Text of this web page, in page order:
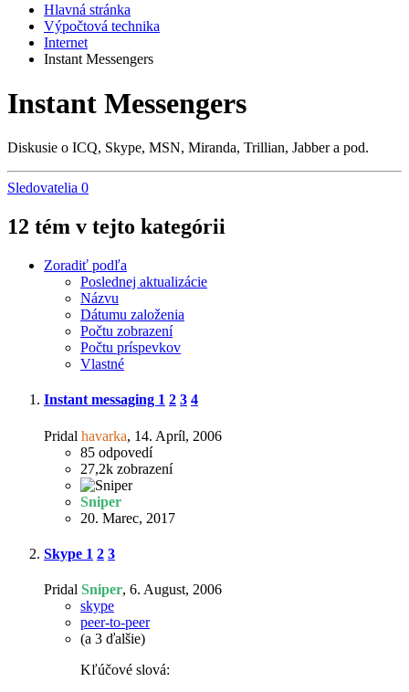
Hlavná stránka
Výpočtová technika
Internet
Instant Messengers
Instant Messengers
Diskusie o ICQ, Skype, MSN, Miranda, Trillian, Jabber a pod.
Sledovatelia 0
12 tém v tejto kategórii
Zoradiť podľa
Poslednej aktualizácie
Názvu
Dátumu založenia
Počtu zobrazení
Počtu príspevkov
Vlastné
Instant messaging 1 2 3 4
Pridal havarka, 14. Apríl, 2006
85 odpovedí
27,2k zobrazení
Sniper
20. Marec, 2017
Skype 1 2 3
Pridal Sniper, 6. August, 2006
skype
peer-to-peer
(a 3 ďalšie)
Kľúčové slová: